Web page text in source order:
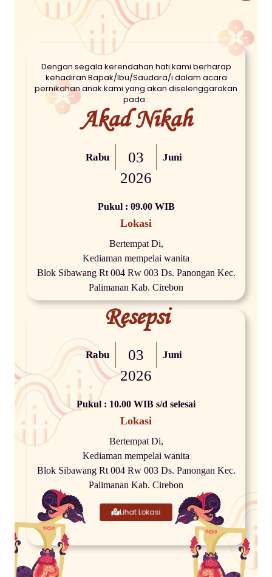
Dengan segala kerendahan hati kami berharap
kehadiran Bapak/Ibu/Saudara/i dalam acara
pernikahan anak kami yang akan diselenggarakan
pada :
Akad Nikah
Rabu 03 Juni
2026
Pukul : 09.00 WIB
Lokasi
Bertempat Di,
Kediaman mempelai wanita
Blok Sibawang Rt 004 Rw 003 Ds. Panongan Kec.
Palimanan Kab. Cirebon
Resepsi
Rabu 03 Juni
2026
Pukul : 10.00 WIB s/d selesai
Lokasi
Bertempat Di,
Kediaman mempelai wanita
Blok Sibawang Rt 004 Rw 003 Ds. Panongan Kec.
Palimanan Kab. Cirebon
Lihat Lokasi